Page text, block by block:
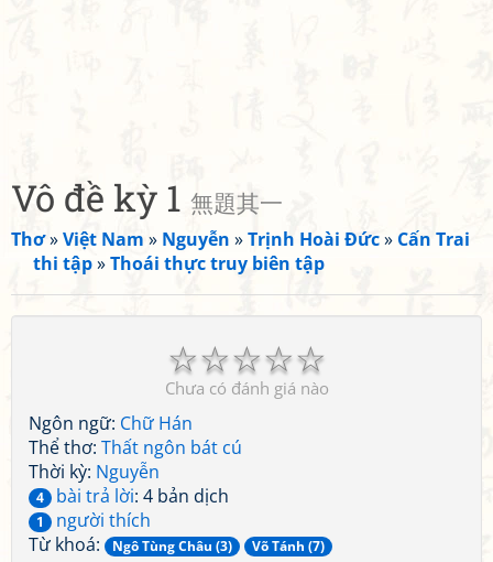
Vô đề kỳ 1 無題其一
Thơ»Việt Nam » Nguyễn »Trịnh Hoài Đức» Cấn Trai
thi tập»Thoái thực truy biên tập
☆
☆
☆
☆
☆
Chưa có đánh giá nào
Ngôn ngữ: Chữ Hán
Thể thơ: Thất ngôn bát cú
Thời kỳ: Nguyễn
4 bài trả lời: 4 bản dịch
1
người thích
Từ khoá:
Ngô Tùng Châu (3) Võ Tánh (7)